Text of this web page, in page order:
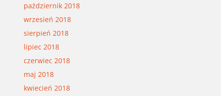
październik 2018
wrzesień 2018
sierpień 2018
lipiec 2018
czerwiec 2018
maj 2018
kwiecień 2018